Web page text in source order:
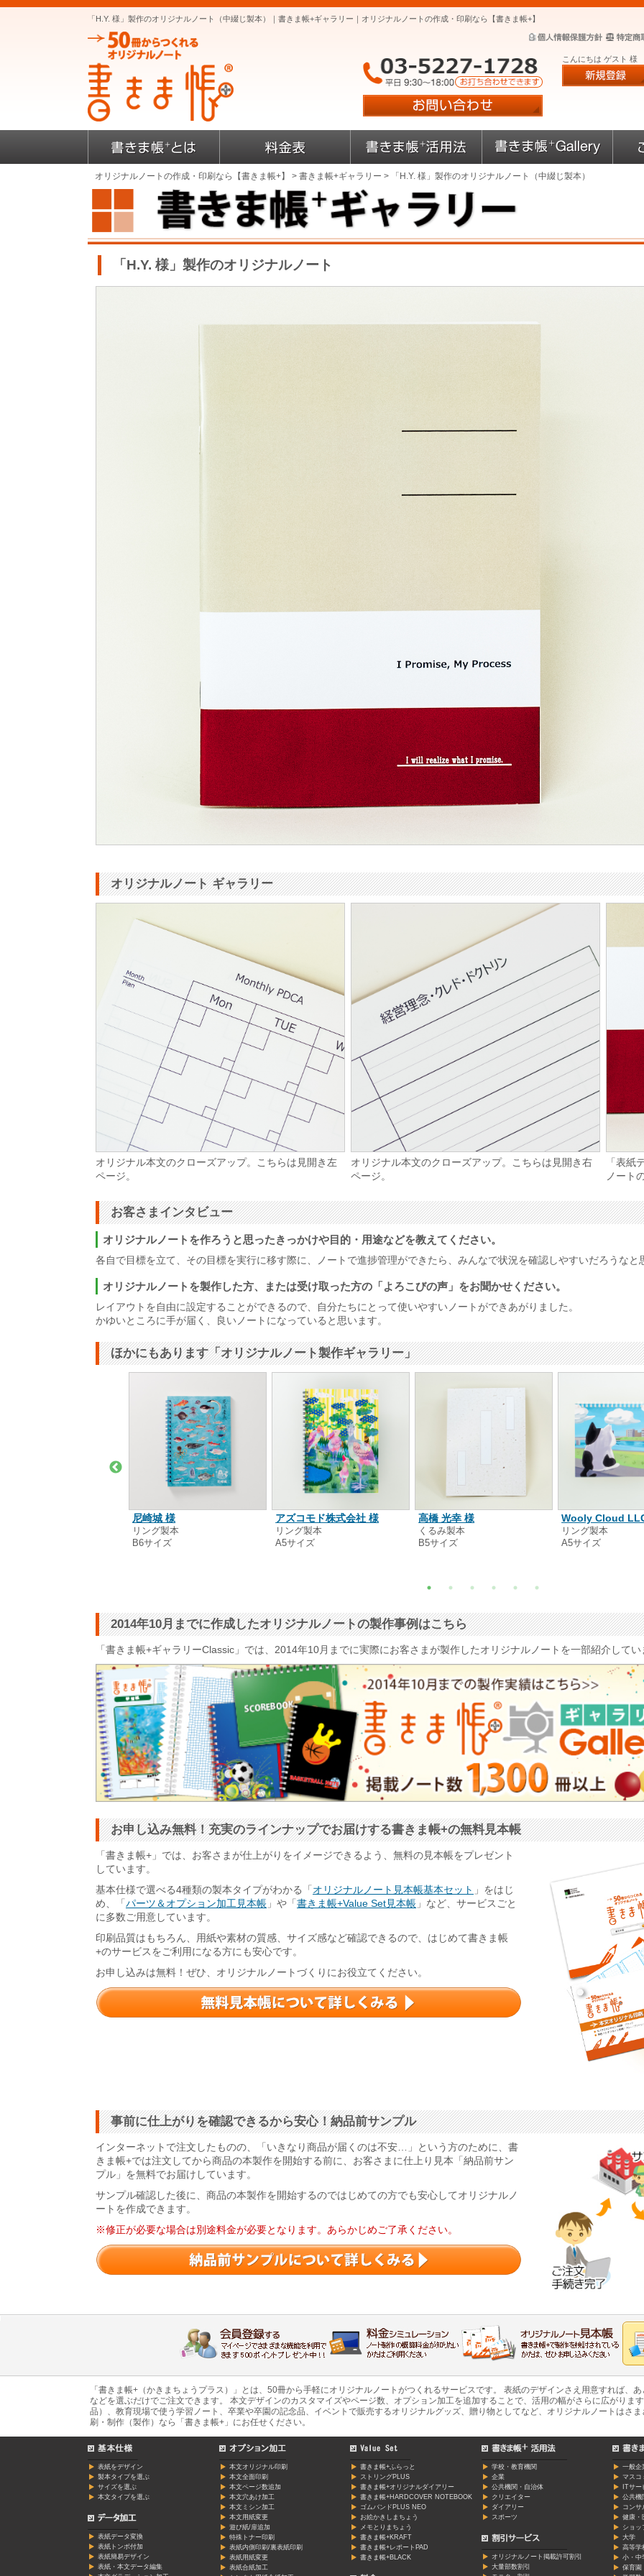
「H.Y. 様」製作のオリジナルノート（中綴じ製本）｜書きま帳+ギャラリー｜オリジナルノートの作成・印刷なら【書きま帳+】
こんにちは ゲスト 様
オリジナルノートの作成・印刷なら【書きま帳+】 > 書きま帳+ギャラリー > 「H.Y. 様」製作のオリジナルノート（中綴じ製本）
「H.Y. 様」製作のオリジナルノート
オリジナルノート ギャラリー
オリジナル本文のクローズアップ。こちらは見開き左
ページ。
オリジナル本文のクローズアップ。こちらは見開き右
ページ。
「表紙
ノート
お客さまインタビュー
オリジナルノートを作ろうと思ったきっかけや目的・用途などを教えてください。
各自で目標を立て、その目標を実行に移す際に、ノートで進捗管理ができたら、みんなで状況を確認しやすいだろうなと
オリジナルノートを製作した方、または受け取った方の「よろこびの声」をお聞かせください。
レイアウトを自由に設定することができるので、自分たちにとって使いやすいノートができあがりました。
かゆいところに手が届く、良いノートになっていると思います。
ほかにもあります「オリジナルノート製作ギャラリー」
尼崎城 様
リング製本
B6サイズ
アズコモド株式会社 様
リング製本
A5サイズ
高橋 光幸 様
くるみ製本
B5サイズ
Wooly Cloud
リング製本
A5サイズ
2014年10月までに作成したオリジナルノートの製作事例はこちら
「書きま帳+ギャラリーClassic」では、2014年10月までに実際にお客さまが製作したオリジナルノートを一部紹介してい
お申し込み無料！充実のラインナップでお届けする書きま帳+の無料見本帳
「書きま帳+」では、お客さまが仕上がりをイメージできるよう、無料の見本帳をプレゼント
しています。
基本仕様で選べる4種類の製本タイプがわかる「 オリジナルノート見本帳基本セット 」をはじ
め、「 パーツ＆オプション加工見本帳 」や「 書きま帳+Value Set見本帳 」など、サービスごと
に多数ご用意しています。
印刷品質はもちろん、用紙や素材の質感、サイズ感など確認できるので、はじめて書きま帳
+のサービスをご利用になる方にも安心です。
お申し込みは無料！ぜひ、オリジナルノートづくりにお役立てください。
事前に仕上がりを確認できるから安心！納品前サンプル
インターネットで注文したものの、「いきなり商品が届くのは不安…」という方のために、書
きま帳+では注文してから商品の本製作を開始する前に、お客さまに仕上り見本「納品前サン
プル」を無料でお届けしています。
サンプル確認した後に、商品の本製作を開始するのではじめての方でも安心してオリジナルノ
ートを作成できます。
※修正が必要な場合は別途料金が必要となります。あらかじめご了承ください。
「書きま帳+（かきまちょうプラス）」とは、50冊から手軽にオリジナルノートがつくれるサービスです。 表紙のデザインさえ用意すれば、
などを選ぶだけでご注文できます。 本文デザインのカスタマイズやページ数、オプション加工を追加することで、活用の幅がさらに広がりま
品）、教育現場で使う学習ノート、卒業や卒園の記念品、イベントで販売するオリジナルグッズ、贈り物としてなど、オリジナルノートはさ
刷・制作（製作）なら「書きま帳+」にお任せください。
表紙をデザイン
製本タイプを選ぶ
サイズを選ぶ
本文タイプを選ぶ
表紙データ変換
表紙トンボ付加
表紙簡易デザイン
表紙・本文データ編集
本文オリジナル印刷
本文全面印刷
本文ページ数追加
本文穴あけ加工
本文ミシン加工
本文用紙変更
遊び紙/扉追加
特殊トナー印刷
表紙内側印刷/裏表紙印刷
表紙用紙変更
表紙合紙加工
書きま帳+ふらっと
ストリングPLUS
書きま帳+オリジナルダイアリー
書きま帳+HARDCOVER NOTEBOOK
ゴムバンドPLUS NEO
お絵かきしまちょう
メモとりまちょう
書きま帳+KRAFT
書きま帳+レポートPAD
書きま帳+BLACK
学校・教育機関
企業
公共機関・自治体
クリエイター
ダイアリー
スポーツ
オリジナルノート掲載許可割引
大量部数割引
一般企
マスコ
ITサ
公共機
コンサ
健康・
ショッ
大学
高等学
小・中
保育園